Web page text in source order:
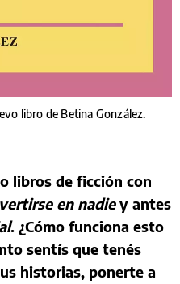
libro de Betina González.
libros de ficción con
en nadiey antes
. ¿Cómo funciona esto
sentís que tenés
historias, ponerte a